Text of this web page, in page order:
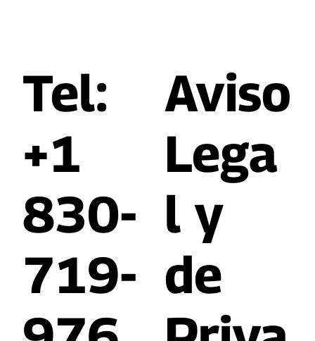
Tel:
+1
830-
719-
​Aviso
Lega
l y
de